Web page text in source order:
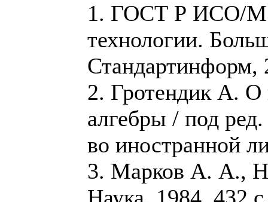
1. ГОСТ Р ИСО/
технологии.
Стандартинформ,
2. Гротендик А. О
алгебры / под
во иностранной
3. Марков А. А.,